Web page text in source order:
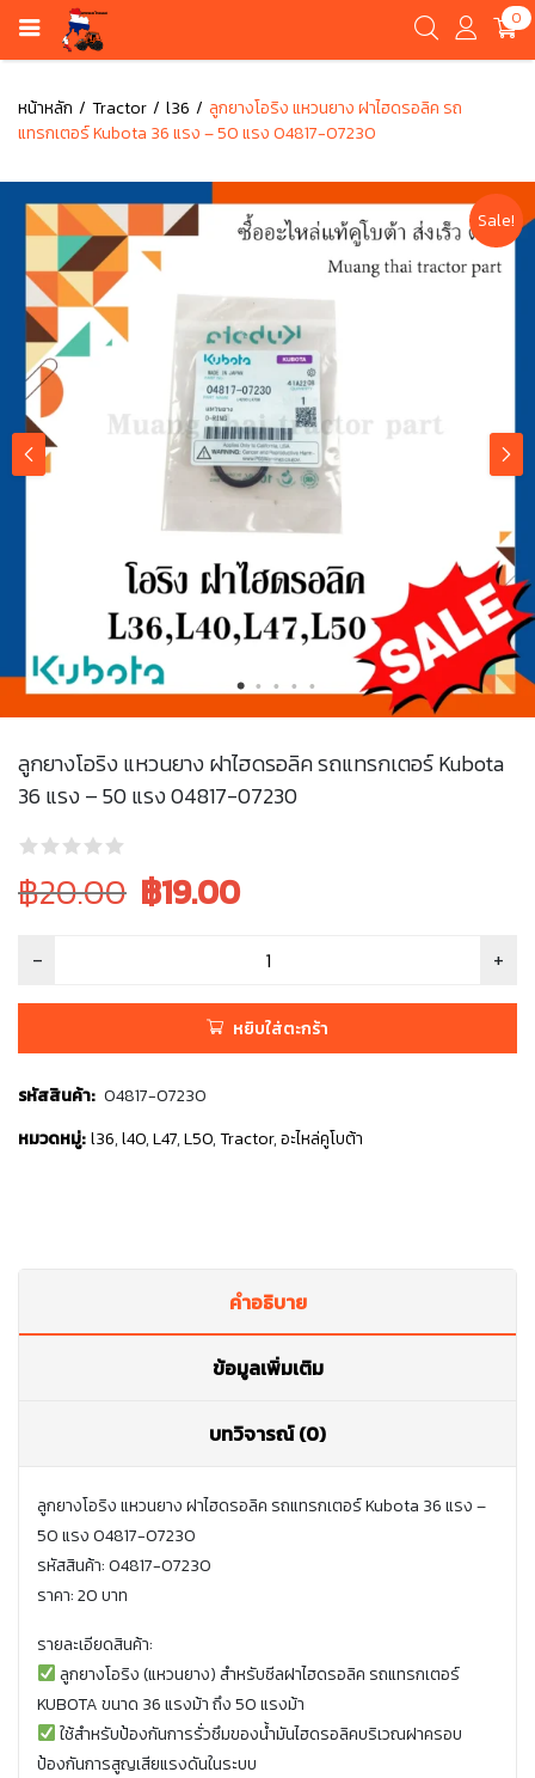
0
หน้าหลัก Tractor l36
ลูกยางโอริง แหวนยาง ฝาไฮดรอลิค รถ
แทรกเตอร์ Kubota 36 แรง – 50 แรง 04817-07230
Sale!
ลูกยางโอริง แหวนยาง ฝาไฮดรอลิค รถแทรกเตอร์ Kubota
36 แรง – 50 แรง 04817-07230
Original
price
was:
฿20.00 Current
฿19.00
หยิบใส่ตะกร้า
รหัสสินค้า: 04817-07230
หมวดหมู่: l36,l40,L47,L50,Tractor,อะไหล่คูโบต้า
คำอธิบาย
ข้อมูลเพิ่มเติม
บทวิจารณ์ (0)
ลูกยางโอริง แหวนยาง ฝาไฮดรอลิค รถแทรกเตอร์ Kubota 36 แรง –
50 แรง 04817-07230
รหัสสินค้า: 04817-07230
ราคา: 20 บาท
รายละเอียดสินค้า:
ลูกยางโอริง (แหวนยาง) สำหรับซีลฝาไฮดรอลิค รถแทรกเตอร์
KUBOTA ขนาด 36 แรงม้า ถึง 50 แรงม้า
ใช้สำหรับป้องกันการรั่วซึมของน้ำมันไฮดรอลิคบริเวณฝาครอบ
ป้องกันการสูญเสียแรงดันในระบบ